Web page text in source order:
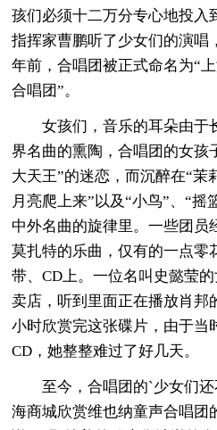
孩们必须十二万分专心地投入
指挥家曹鹏听了少女们的演唱
年前，合唱团被正式命名为“
合唱团”。
女孩们，音乐的耳朵由于
界名曲的熏陶，合唱团的女孩
大天王”的迷恋，而沉醉在“茉
月亮爬上来”以及“小鸟”、“摇
中外名曲的旋律里。一些团员
莫扎特的乐曲，仅有的一点零
带、CD上。一位名叫史懿莹
卖店，听到里面正在播放肖邦
小时欣赏完这张碟片，由于当
CD，她整整难过了好几天。
至今，合唱团的`少女们还
海商城欣赏维也纳童声合唱团